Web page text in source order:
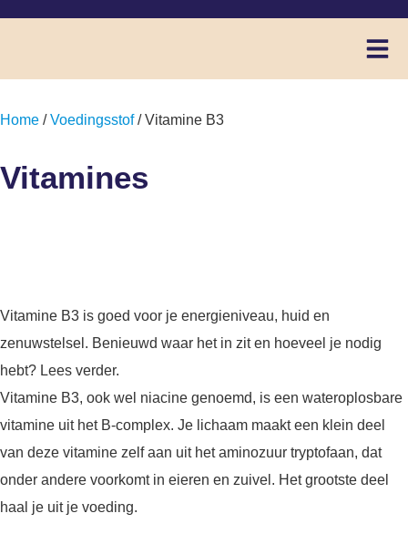
Home /Voedingsstof/ Vitamine B3
Vitamines
Vitamine B3 is goed voor je energieniveau, huid en
zenuwstelsel. Benieuwd waar het in zit en hoeveel je nodig
hebt? Lees verder.
Vitamine B3, ook wel niacine genoemd, is een wateroplosbare
vitamine uit het B-complex. Je lichaam maakt een klein deel
van deze vitamine zelf aan uit het aminozuur tryptofaan, dat
onder andere voorkomt in eieren en zuivel. Het grootste deel
haal je uit je voeding.